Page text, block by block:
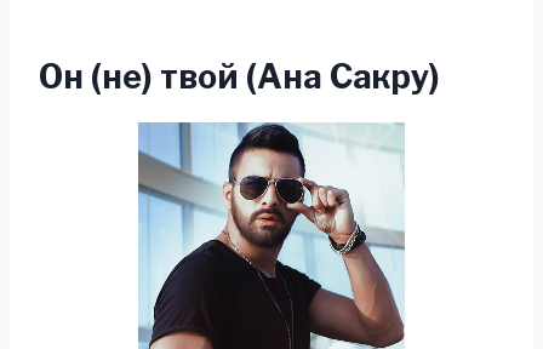
Он (не) твой (Ана Сакру)